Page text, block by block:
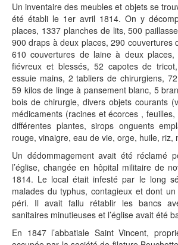
Un inventaire des meubles et objets se
été établi le 1er avril 1814. On y
places, 1337 planches de lits, 500
900 draps à deux places, 290 couvertures
610 couvertures de laine à deux
fiévreux et blessés, 52 capotes de
essuie mains, 2 tabliers de chirurgiens, 72
59 kilos de linge à pansement blanc, 5
bois de chirurgie, divers objets courants
médicaments (racines et écorces ,
différentes plantes, sirops onguents
rouge, vinaigre, eau de vie, orge, huile,
Un dédommagement avait été réclamé
l’église, changée en hôpital militaire de
1814. Le local était infesté par le long
malades du typhus, contagieux et dont
péri. Il avait fallu rétablir les bancs
sanitaires minutieuses et l’église avait été
En 1847 l’abbatiale Saint Vincent,